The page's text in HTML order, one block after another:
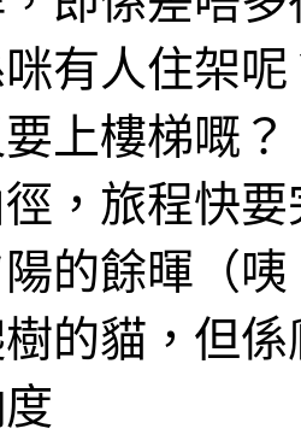
有人住架呢
上樓梯嘅？
，旅程快要
的餘暉（
的貓，但